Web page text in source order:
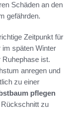
Schäden an den
gefährden.
Zeitpunkt für
späten Winter
Ruhephase ist.
anregen und
zu einer
pflegen
zu